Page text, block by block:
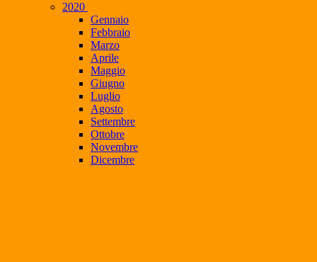
2020
Gennaio
Febbraio
Marzo
Aprile
Maggio
Giugno
Luglio
Agosto
Settembre
Ottobre
Novembre
Dicembre